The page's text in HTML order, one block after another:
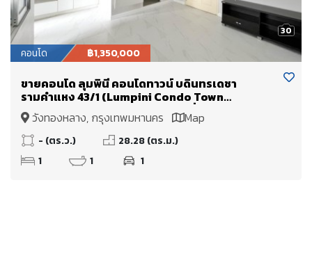
30
คอนโด ฿1,350,000
ขายคอนโด ลุมพินี คอนโดทาวน์ บดินทรเดชา
รามคำแหง 43/1 (Lumpini Condo Town
Bodindecha Ramkhamhaeng) ที่สุดแห่งทำเล ใกล้
โรงเรียนบดินทรเดชา (สิงห์ สิงหเสนี) เพียง 2 นาที
วังทองหลาง, กรุงเทพมหานคร Map
- (ตร.ว.)
28.28 (ตร.ม.)
1
1 1